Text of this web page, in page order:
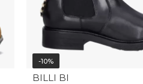
-10%
BILLI BI